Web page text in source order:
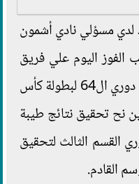
لدي مسؤلي نادي أشمون
الفوز اليوم علي فريق
صيد المحلة وتحقيق الصعود إلي دوري ال64 لبطولة كأس
نح تحقيق نتائج طيبة
القسم الثالث لتحقيق
القادم.